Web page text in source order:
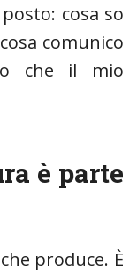
cosa so
comunico
che il mio
è parte
produce. È